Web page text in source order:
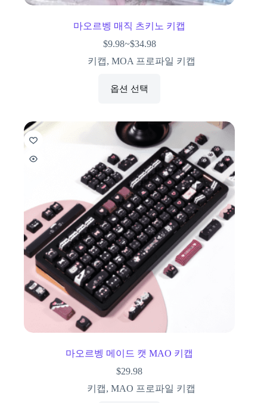
마오르벵 매직 츠키노 키캡
$9.98~$34.98
키캡, MOA 프로파일 키캡
옵션 선택
마오르벵 메이드 캣 MAO 키캡
$29.98
키캡,MAO 프로파일 키캡